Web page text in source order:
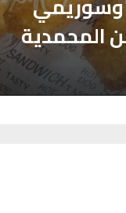
المحمدية